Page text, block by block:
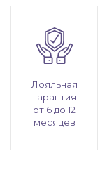
Лояльная
гарантия
от 6 до 12
месяцев